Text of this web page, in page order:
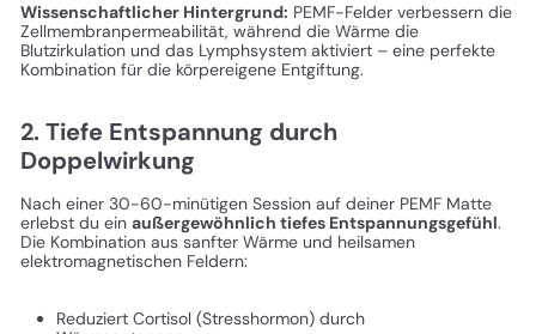
Wissenschaftlicher Hintergrund: PEMF-Felder verbessern die
Zellmembranpermeabilität, während die Wärme die
Blutzirkulation und das Lymphsystem aktiviert – eine perfekte
Kombination für die körpereigene Entgiftung.
2. Tiefe Entspannung durch
Doppelwirkung
Nach einer 30-60-minütigen Session auf deiner PEMF Matte
erlebst du ein außergewöhnlich tiefes Entspannungsgefühl.
Die Kombination aus sanfter Wärme und heilsamen
elektromagnetischen Feldern:
Reduziert Cortisol (Stresshormon) durch